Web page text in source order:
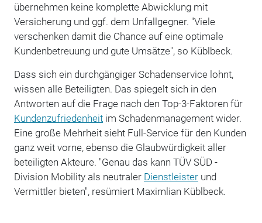
übernehmen keine komplette Abwicklung mit
Versicherung und ggf. dem Unfallgegner. "Viele
verschenken damit die Chance auf eine optimale
Kundenbetreuung und gute Umsätze", so Küblbeck.
Dass sich ein durchgängiger Schadenservice lohnt,
wissen alle Beteiligten. Das spiegelt sich in den
Antworten auf die Frage nach den Top-3-Faktoren für
Kundenzufriedenheitim Schadenmanagement wider.
Eine große Mehrheit sieht Full-Service für den Kunden
ganz weit vorne, ebenso die Glaubwürdigkeit aller
beteiligten Akteure. "Genau das kann TÜV SÜD ­
Division Mobility als neutraler Dienstleisterund
Vermittler bieten", resümiert Maximlian Küblbeck.